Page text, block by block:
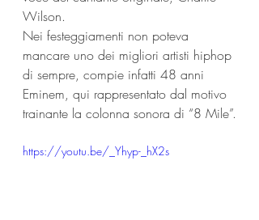
Wilson.
Nei festeggiamenti non poteva
mancare uno dei migliori artisti hiphop
di sempre, compie infatti 48 anni
Eminem, qui rappresentato dal motivo
trainante la colonna sonora di “8 Mile”.
https://youtu.be/_Yhyp-_hX2s